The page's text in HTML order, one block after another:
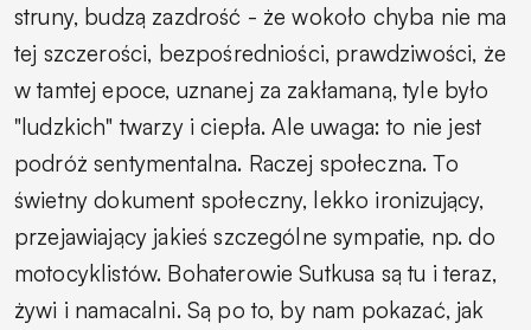
struny, budzą zazdrość - że wokoło chyba nie ma
tej szczerości, bezpośredniości, prawdziwości, że
w tamtej epoce, uznanej za zakłamaną, tyle było
"ludzkich" twarzy i ciepła. Ale uwaga: to nie jest
podróż sentymentalna. Raczej społeczna. To
świetny dokument społeczny, lekko ironizujący,
przejawiający jakieś szczególne sympatie, np. do
motocyklistów. Bohaterowie Sutkusa są tu i teraz,
żywi i namacalni. Są po to, by nam pokazać, jak